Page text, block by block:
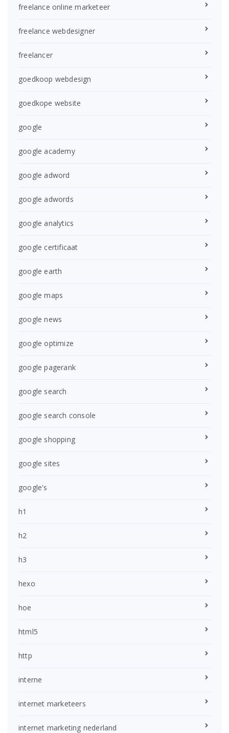
freelance online marketeer
freelance webdesigner
freelancer
goedkoop webdesign
goedkope website
google
google academy
google adword
google adwords
google analytics
google certificaat
google earth
google maps
google news
google optimize
google pagerank
google search
google search console
google shopping
google sites
google's
h1
h2
h3
hexo
hoe
html5
http
interne
internet marketeers
internet marketing nederland